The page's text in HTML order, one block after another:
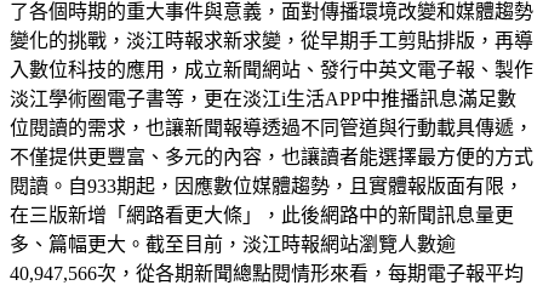
了各個時期的重大事件與意義，面對傳播環境改變和媒體趨勢
變化的挑戰，淡江時報求新求變，從早期手工剪貼排版，再導
入數位科技的應用，成立新聞網站、發行中英文電子報、製作
淡江學術圈電子書等，更在淡江i生活APP中推播訊息滿足數
位閱讀的需求，也讓新聞報導透過不同管道與行動載具傳遞，
不僅提供更豐富、多元的內容，也讓讀者能選擇最方便的方式
閱讀。自933期起，因應數位媒體趨勢，且實體報版面有限，
在三版新增「網路看更大條」，此後網路中的新聞訊息量更
多、篇幅更大。截至目前，淡江時報網站瀏覽人數逾
40,947,566次，從各期新聞總點閱情形來看，每期電子報平均